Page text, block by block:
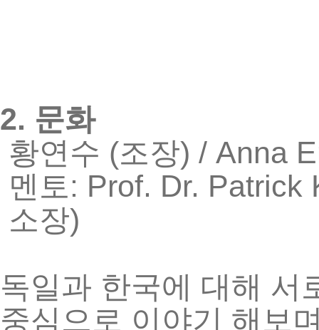
2. 문화
황연수 (조장) / Anna
멘토: Prof. Dr. Patrick
소장)
독일과 한국에 대해 서
중심으로 이야기 해보